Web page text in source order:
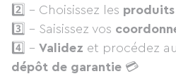
2️⃣ - Choisissez les produits
3️⃣ - Saisissez vos
4️⃣ - Validez et procédez au
dépôt de garantie 💳